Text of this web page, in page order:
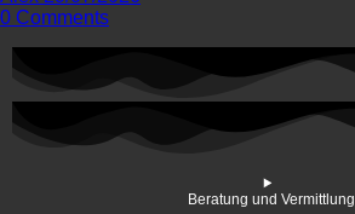
0 Comments
Beratung und Vermittlung